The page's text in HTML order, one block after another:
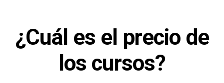
¿Cuál es el precio de
los cursos?